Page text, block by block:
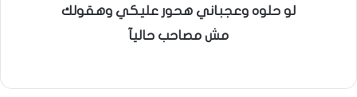
لو حلوه وعجباني هحور عليكي وهقولك
مش مصاحب حاليآ